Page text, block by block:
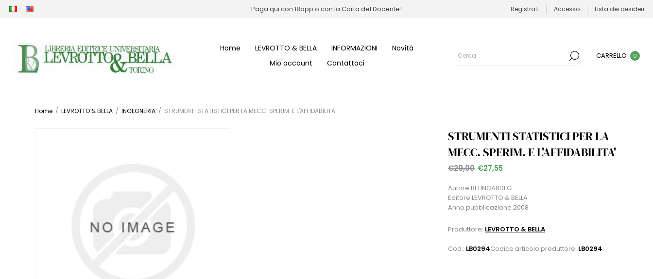
Paga qui con 18app o con la Carta del Docente! Registrati Accesso Lista dei desideri
Home LEVROTTO & BELLA INFORMAZIONI
Novità
Mio account
Contattaci
CARRELLO 0
Home / LEVROTTO & BELLA / INGEGNERIA / STRUMENTI STATISTICI PER LA MECC. SPERIM. E L'AFFIDABILITA'
STRUMENTI STATISTICI PER LA
MECC. SPERIM. E L'AFFIDABILITA'
€29,00 €27,55
Autore BELINGARDI G.
Editore LEVROTTO & BELLA
Anno pubblicazione 2008
Produttore: LEVROTTO & BELLA
Cod.: LB0294Codice articolo produttore: LB0294